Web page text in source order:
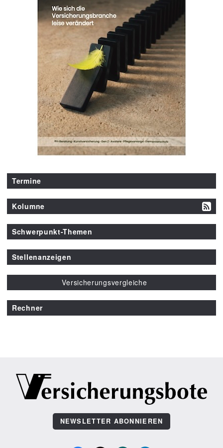
Termine
Kolumne
Schwerpunkt-Themen
Stellenanzeigen
Versicherungsvergleiche
Rechner
NEWSLETTER ABONNIEREN